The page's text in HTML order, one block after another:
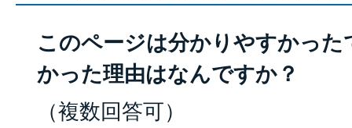
このページは分かりやすかっ
かった理由はなんですか？
（複数回答可）